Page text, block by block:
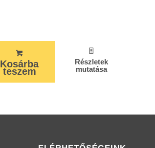
Kosárba
teszem
Részletek
mutatása